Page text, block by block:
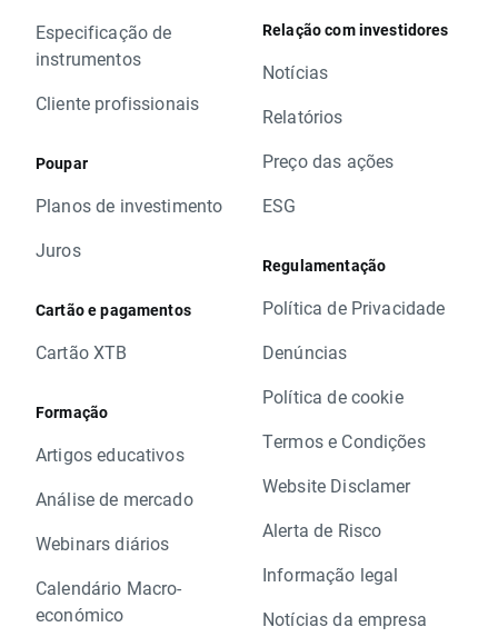
Especificação de
instrumentos
Cliente profissionais
Poupar
Planos de investimento
Juros
Cartão e pagamentos
Cartão XTB
Formação
Artigos educativos
Análise de mercado
Webinars diários
Calendário Macro-
económico
Relação com investidores
Notícias
Relatórios
Preço das ações
ESG
Regulamentação
Política de Privacidade
Denúncias
Política de cookie
Termos e Condições
Website Disclamer
Alerta de Risco
Informação legal
Notícias da empresa